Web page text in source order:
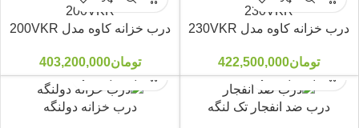
درب خزانه کاوه مدل 230VKR
تومان422,500,000
درب خزانه کاوه مدل 200VKR
تومان403,200,000
درب ضد انفجار تک لنگه درب خزانه دولنگه